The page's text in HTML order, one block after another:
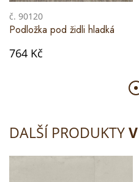
č. 90120
Podložka pod židli hladká
764 Kč
DALŠÍ PRODUKTY